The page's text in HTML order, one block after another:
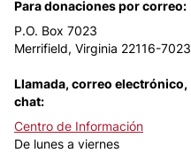
Para donaciones por correo:
P.O. Box 7023
Merrifield, Virginia 22116-7023
Llamada, correo electrónico,
chat:
Centro de Información
De lunes a viernes